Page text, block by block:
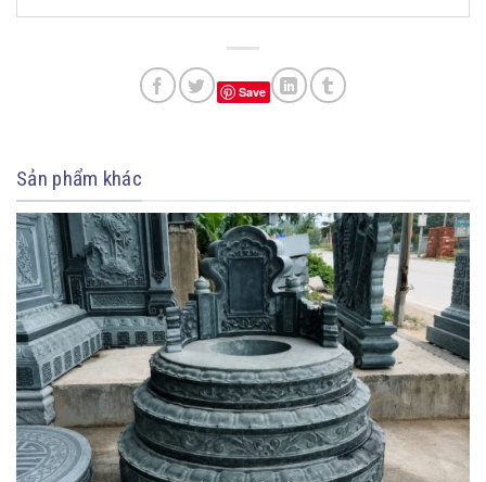
Save
Sản phẩm khác